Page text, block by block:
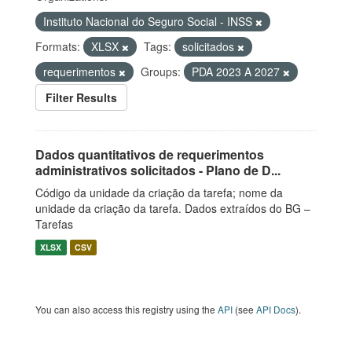
Instituto Nacional do Seguro Social - INSS
Formats:
XLSX Tags:
solicitados
requerimentos
Groups:
PDA 2023 A 2027
Filter Results
Dados quantitativos de requerimentos
administrativos solicitados - Plano de D...
Código da unidade da criação da tarefa; nome da
unidade da criação da tarefa. Dados extraídos do BG –
Tarefas
XLSX CSV
You can also access this registry using the API (see API Docs).